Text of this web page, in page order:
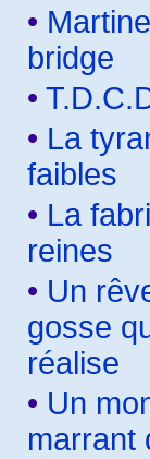
•
bridge
•
• La
faibles
• La
reines
• Un
gosse
réalise
• Un
marrant